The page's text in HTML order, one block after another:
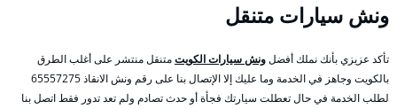
ونش سيارات متنقل
تأكد عزيزي بأنك نملك أفضلونش سيارات الكويتمتنقل منتشر على أغلب الطرق
بالكويت وجاهز في الخدمة وما عليك إلا الإتصال بنا على رقم ونش الانقاذ 65557275
لطلب الخدمة في حال تعطلت سيارتك فجأة أو حدث تصادم ولم تعد تدور فقط اتصل بنا